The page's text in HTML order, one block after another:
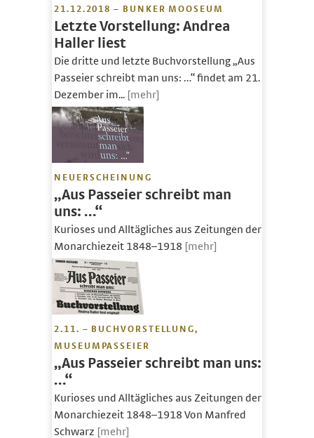
21.12.2018 – BUNKER MOOSEUM
Letzte Vorstellung: Andrea
Haller liest
Die dritte und letzte Buchvorstellung „Aus
Passeier schreibt man uns: …“ findet am 21.
Dezember im... [mehr]
NEUERSCHEINUNG
„Aus Passeier schreibt man
uns: …“
Kurioses und Alltägliches aus Zeitungen der
Monarchiezeit 1848–1918 [mehr]
2.11. – BUCHVORSTELLUNG,
MUSEUMPASSEIER
„Aus Passeier schreibt man uns:
…“
Kurioses und Alltägliches aus Zeitungen der
Monarchiezeit 1848–1918 Von Manfred
Schwarz [mehr]